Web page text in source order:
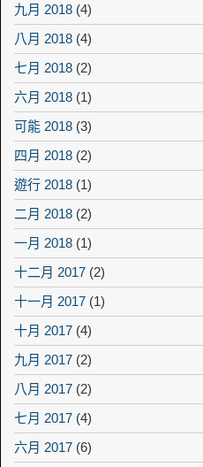
九月 2018 (4)
八月 2018 (4)
七月 2018 (2)
六月 2018 (1)
可能 2018 (3)
四月 2018 (2)
遊行 2018 (1)
二月 2018 (2)
一月 2018 (1)
十二月 2017 (2)
十一月 2017 (1)
十月 2017 (4)
九月 2017 (2)
八月 2017 (2)
七月 2017 (4)
六月 2017 (6)